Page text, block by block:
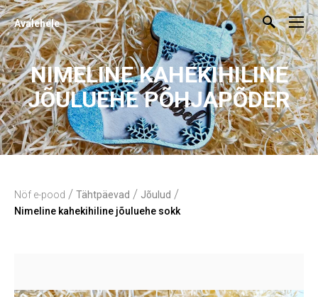
Avalehele
NIMELINE KAHEKIHILINE
JÕULUEHE PÕHJAPÕDER
Nöf e-pood / Tähtpäevad / Jõulud /
Nimeline kahekihiline jõuluehe sokk